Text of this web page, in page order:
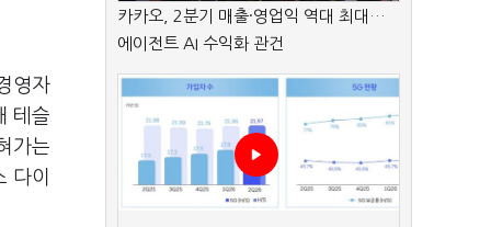
영자
테슬
가는
다이
카카오, 2분기 매출·영업익 역대 최대…
에이전트 AI 수익화 관건